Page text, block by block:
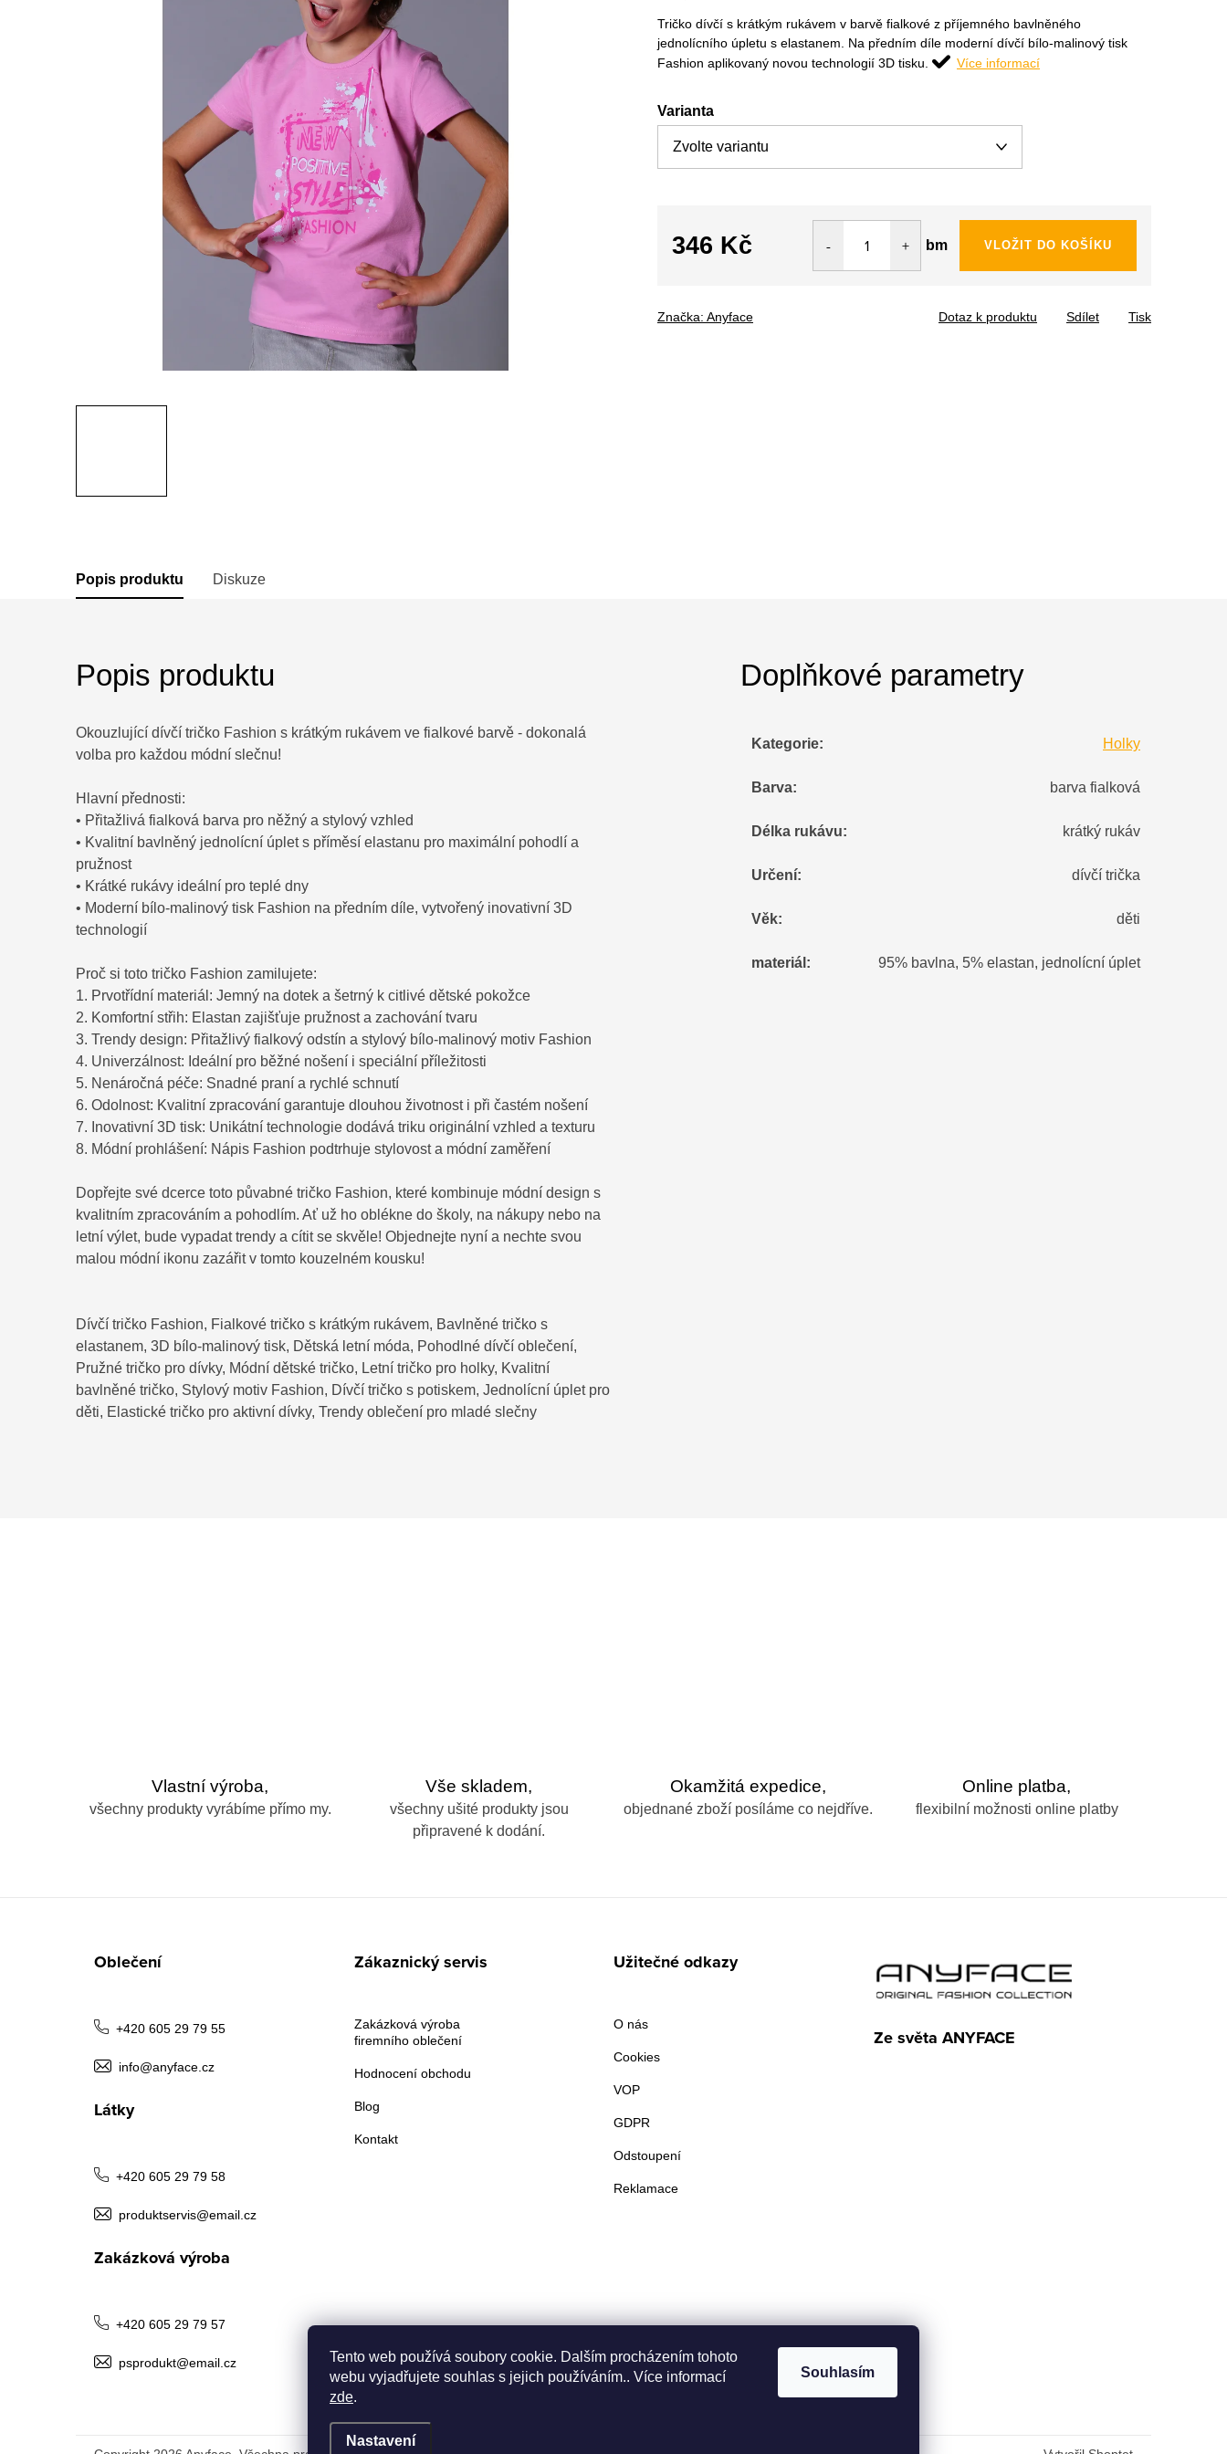
Tento web používá soubory cookie. Dalším procházením tohoto
webu vyjadřujete souhlas s jejich používáním.. Více informací
zde.
Nastavení
Souhlasím
Tričko dívčí s krátkým rukávem v barvě fialkové z příjemného bavlněného
jednolícního úpletu s elastanem. Na předním díle moderní dívčí bílo-malinový tisk
Fashion aplikovaný novou technologií 3D tisku.
Více informací
Varianta
346 Kč bm VLOŽIT DO KOŠÍKU
Značka: Anyface Tisk
Dotaz k produktu Sdílet
Popis produktu Diskuze
Popis produktu
Okouzlující dívčí tričko Fashion s krátkým rukávem ve fialkové barvě - dokonalá
volba pro každou módní slečnu!
Hlavní přednosti:
• Přitažlivá fialková barva pro něžný a stylový vzhled
• Kvalitní bavlněný jednolícní úplet s příměsí elastanu pro maximální pohodlí a
pružnost
• Krátké rukávy ideální pro teplé dny
• Moderní bílo-malinový tisk Fashion na předním díle, vytvořený inovativní 3D
technologií
Proč si toto tričko Fashion zamilujete:
1. Prvotřídní materiál: Jemný na dotek a šetrný k citlivé dětské pokožce
2. Komfortní střih: Elastan zajišťuje pružnost a zachování tvaru
3. Trendy design: Přitažlivý fialkový odstín a stylový bílo-malinový motiv Fashion
4. Univerzálnost: Ideální pro běžné nošení i speciální příležitosti
5. Nenáročná péče: Snadné praní a rychlé schnutí
6. Odolnost: Kvalitní zpracování garantuje dlouhou životnost i při častém nošení
7. Inovativní 3D tisk: Unikátní technologie dodává triku originální vzhled a texturu
8. Módní prohlášení: Nápis Fashion podtrhuje stylovost a módní zaměření
Dopřejte své dcerce toto půvabné tričko Fashion, které kombinuje módní design s
kvalitním zpracováním a pohodlím. Ať už ho oblékne do školy, na nákupy nebo na
letní výlet, bude vypadat trendy a cítit se skvěle! Objednejte nyní a nechte svou
malou módní ikonu zazářit v tomto kouzelném kousku!
Dívčí tričko Fashion, Fialkové tričko s krátkým rukávem, Bavlněné tričko s
elastanem, 3D bílo-malinový tisk, Dětská letní móda, Pohodlné dívčí oblečení,
Pružné tričko pro dívky, Módní dětské tričko, Letní tričko pro holky, Kvalitní
bavlněné tričko, Stylový motiv Fashion, Dívčí tričko s potiskem, Jednolícní úplet pro
děti, Elastické tričko pro aktivní dívky, Trendy oblečení pro mladé slečny
Doplňkové parametry
Kategorie: Holky
Barva: barva fialková
Délka rukávu: krátký rukáv
Určení: dívčí trička
Věk: děti
materiál : 95% bavlna, 5% elastan, jednolícní úplet
Vlastní výroba,
všechny produkty vyrábíme přímo my.
Vše skladem,
všechny ušité produkty jsou
připravené k dodání.
Okamžitá expedice,
objednané zboží posíláme co nejdříve.
Online platba,
flexibilní možnosti online platby
Oblečení
+420 605 29 79 55
info@anyface.cz
Látky
+420 605 29 79 58
produktservis@email.cz
Zakázková výroba
+420 605 29 79 57
psprodukt@email.cz
Zákaznický servis
Zakázková výroba
firemního oblečení
Hodnocení obchodu
Blog
Kontakt
Užitečné odkazy
O nás
Cookies
VOP
GDPR
Odstoupení
Reklamace
Ze světa ANYFACE